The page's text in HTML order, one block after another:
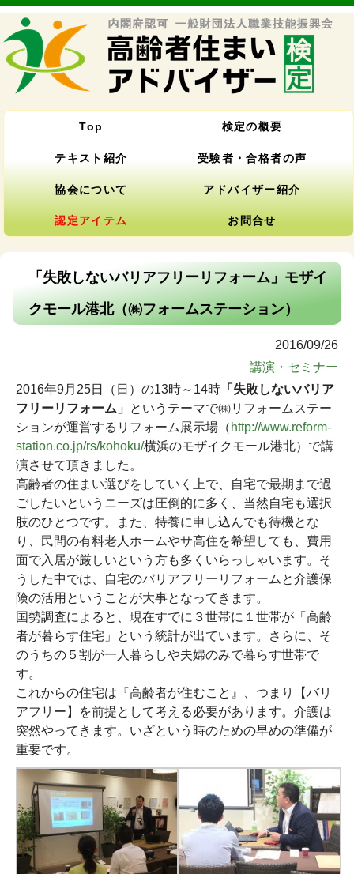
Top 検定の概要
テキスト紹介 受験者・合格者の声
協会について アドバイザー紹介
認定アイテム お問合せ
「失敗しないバリアフリーリフォーム」モザイ
クモール港北（㈱フォームステーション）
2016/09/26
講演・セミナー
2016年9月25日（日）の13時～14時 「失敗しないバリア
フリーリフォーム」 というテーマで㈱リフォームステー
ションが運営するリフォーム展示場（ http://www.reform-
station.co.jp/rs/kohoku/横浜のモザイクモール港北）で講
演させて頂きました。
高齢者の住まい選びをしていく上で、自宅で最期まで過
ごしたいというニーズは圧倒的に多く、当然自宅も選択
肢のひとつです。また、特養に申し込んでも待機とな
り、民間の有料老人ホームやサ高住を希望しても、費用
面で入居が厳しいという方も多くいらっしゃいます。そ
うした中では、自宅のバリアフリーリフォームと介護保
険の活用ということが大事となってきます。
国勢調査によると、現在すでに３世帯に１世帯が「高齢
者が暮らす住宅」という統計が出ています。さらに、そ
のうちの５割が一人暮らしや夫婦のみで暮らす世帯で
す。
これからの住宅は『高齢者が住むこと』、つまり【バリ
アフリー】を前提として考える必要があります。介護は
突然やってきます。いざという時のための早めの準備が
重要です。